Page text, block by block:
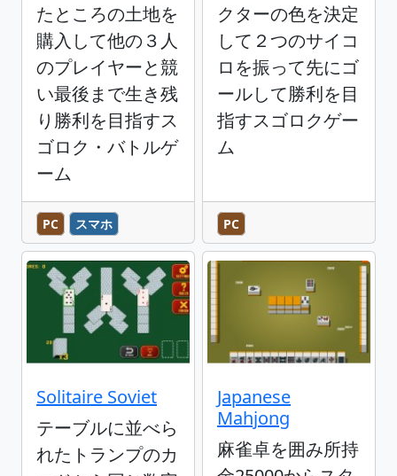
たところの土地を
購入して他の３人
のプレイヤーと競
い最後まで生き残
り勝利を目指すス
ゴロク・バトルゲ
ーム
PC スマホ
クターの色を決定
して２つのサイコ
ロを振って先にゴ
ールして勝利を目
指すスゴロクゲー
ム
PC
Solitaire Soviet
テーブルに並べら
れたトランプのカ
Japanese
Mahjong
麻雀卓を囲み所持